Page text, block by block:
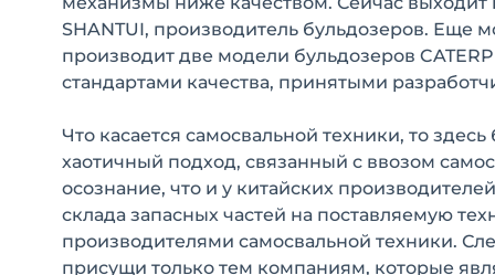
SHANTUI, производитель бульдозеров. Еще
производит две модели бульдозеров
стандартами качества, принятыми
Что касается самосвальной техники, то
хаотичный подход, связанный с ввозом
осознание, что и у китайских
склада запасных частей на поставляемую
производителями самосвальной техники.
присущи только тем компаниям, которые